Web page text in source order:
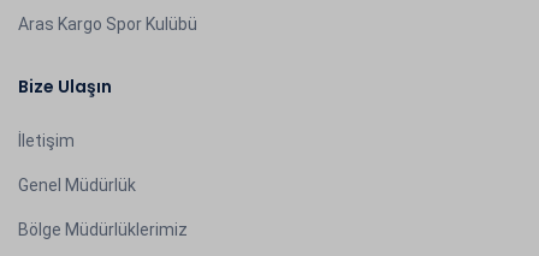
Aras Kargo Spor Kulübü
Bize Ulaşın
İletişim
Genel Müdürlük
Bölge Müdürlüklerimiz